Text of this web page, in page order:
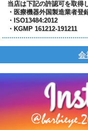
当店は下記の許認可を取得
・医療機器外国製造業者登
・ISO13484:2012
・KGMP 161212-191211
会